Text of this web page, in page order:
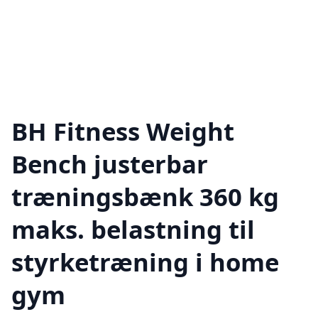
BH Fitness Weight
Bench justerbar
træningsbænk 360 kg
maks. belastning til
styrketræning i home
gym